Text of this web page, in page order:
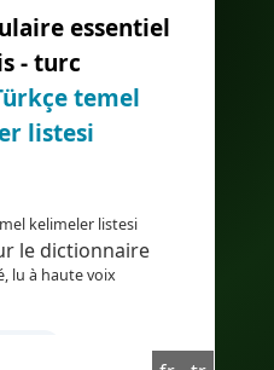
essentiel
- turc
temel
listesi
kelimeler listesi
le dictionnaire
lu à haute voix